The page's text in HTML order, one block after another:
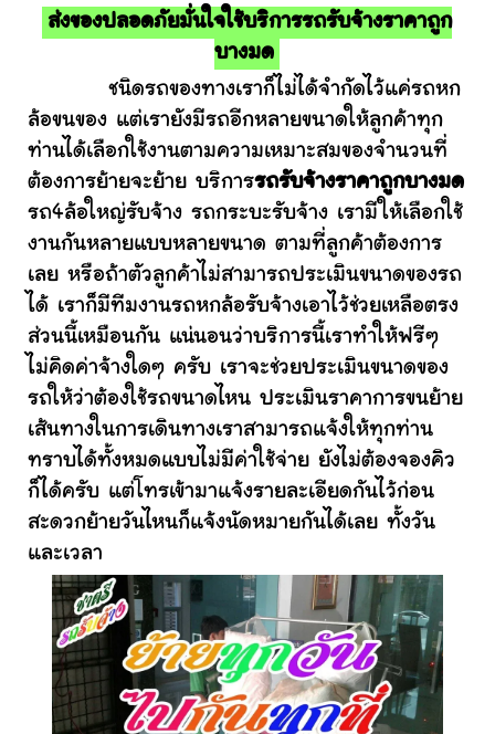
ส่งของปลอดภัยมั่นใจใช้บริการรถรับจ้างราคาถูก
บางมด
ชนิดรถของทางเราก็ไม่ได้จำกัดไว้แค่รถหก
ล้อขนของ แต่เรายังมีรถอีกหลายขนาดให้ลูกค้าทุก
ท่านได้เลือกใช้งานตามความเหมาะสมของจำนวนที่
ต้องการย้ายจะย้าย บริการรถรับจ้างราคาถูกบางมด
รถ4ล้อใหญ่รับจ้าง รถกระบะรับจ้าง เรามีให้เลือกใช้
งานกันหลายแบบหลายขนาด ตามที่ลูกค้าต้องการ
เลย หรือถ้าตัวลูกค้าไม่สามารถประเมินขนาดของรถ
ได้ เราก็มีทีมงานรถหกล้อรับจ้างเอาไว้ช่วยเหลือตรง
ส่วนนี้เหมือนกัน แน่นอนว่าบริการนี้เราทำให้ฟรีๆ
ไม่คิดค่าจ้างใดๆ ครับ เราจะช่วยประเมินขนาดของ
รถให้ว่าต้องใช้รถขนาดไหน ประเมินราคาการขนย้าย
เส้นทางในการเดินทางเราสามารถแจ้งให้ทุกท่าน
ทราบได้ทั้งหมดแบบไม่มีค่าใช้จ่าย ยังไม่ต้องจองคิว
ก็ได้ครับ แต่โทรเข้ามาแจ้งรายละเอียดกันไว้ก่อน
สะดวกย้ายวันไหนก็แจ้งนัดหมายกันได้เลย ทั้งวัน
และเวลา